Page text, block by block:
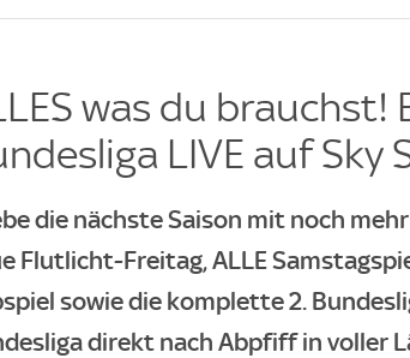
was du brauchst!
LIVE auf Sky
die nächste Saison mit noch
Flutlicht-Freitag, ALLE
sowie die komplette 2.
direkt nach Abpfiff in voller